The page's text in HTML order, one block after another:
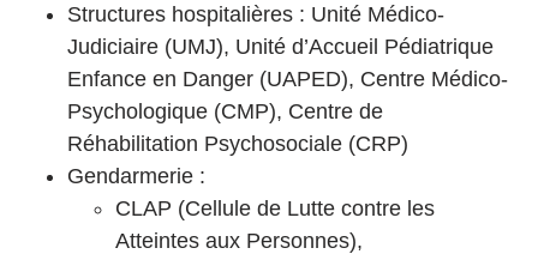
Structures hospitalières : Unité Médico-
Judiciaire (UMJ), Unité d’Accueil Pédiatrique
Enfance en Danger (UAPED), Centre Médico-
Psychologique (CMP), Centre de
Réhabilitation Psychosociale (CRP)
Gendarmerie :
CLAP (Cellule de Lutte contre les
Atteintes aux Personnes),